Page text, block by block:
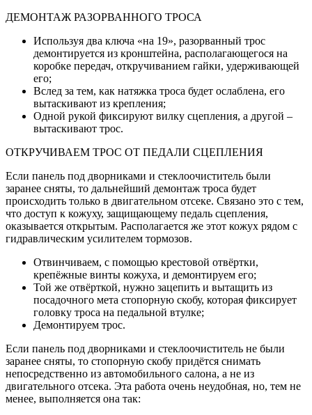
ДЕМОНТАЖ РАЗОРВАННОГО ТРОСА
Используя два ключа «на 19», разорванный трос
демонтируется из кронштейна, располагающегося на
коробке передач, откручиванием гайки, удерживающей
его;
Вслед за тем, как натяжка троса будет ослаблена, его
вытаскивают из крепления;
Одной рукой фиксируют вилку сцепления, а другой –
вытаскивают трос.
ОТКРУЧИВАЕМ ТРОС ОТ ПЕДАЛИ СЦЕПЛЕНИЯ
Если панель под дворниками и стеклоочиститель были
заранее сняты, то дальнейший демонтаж троса будет
происходить только в двигательном отсеке. Связано это с тем,
что доступ к кожуху, защищающему педаль сцепления,
оказывается открытым. Располагается же этот кожух рядом с
гидравлическим усилителем тормозов.
Отвинчиваем, с помощью крестовой отвёртки,
крепёжные винты кожуха, и демонтируем его;
Той же отвёрткой, нужно зацепить и вытащить из
посадочного мета стопорную скобу, которая фиксирует
головку троса на педальной втулке;
Демонтируем трос.
Если панель под дворниками и стеклоочиститель не были
заранее сняты, то стопорную скобу придётся снимать
непосредственно из автомобильного салона, а не из
двигательного отсека. Эта работа очень неудобная, но, тем не
менее, выполняется она так: